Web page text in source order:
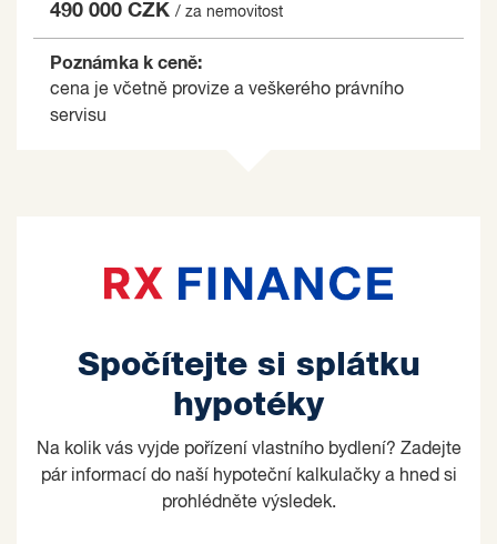
490 000 CZK / za nemovitost
Poznámka k ceně:
cena je včetně provize a veškerého právního
servisu
Spočítejte si splátku
hypotéky
Na kolik vás vyjde pořízení vlastního bydlení? Zadejte
pár informací do naší hypoteční kalkulačky a hned si
prohlédněte výsledek.